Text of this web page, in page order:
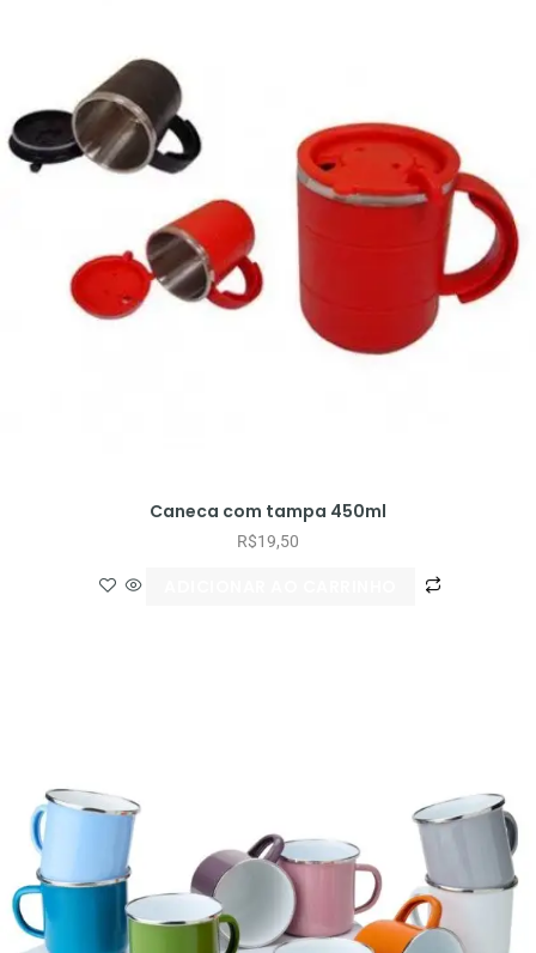
Caneca com tampa 450ml
R$19,50